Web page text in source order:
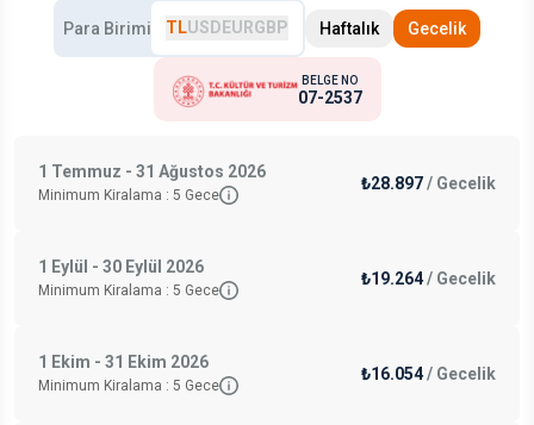
Para Birimi TLUSD EURGBP Haftalık Gecelik
BELGE NO
07-2537
1 Temmuz - 31 Ağustos 2026
Minimum Kiralama : 5 Gece
₺28.897/ Gecelik
1 Eylül - 30 Eylül 2026
Minimum Kiralama : 5 Gece
₺19.264/ Gecelik
1 Ekim - 31 Ekim 2026
Minimum Kiralama : 5 Gece
₺16.054/ Gecelik